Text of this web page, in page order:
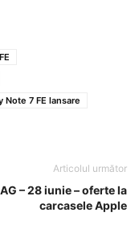
Note 7 FE lansare
Articolul următor
– 28 iunie – oferte la
carcasele Apple